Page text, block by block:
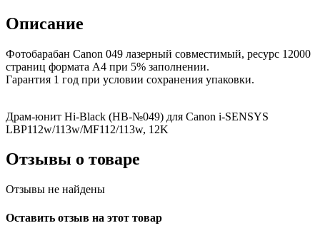
Описание
Фотобарабан Canon 049 лазерный совместимый, ресурс 12000
страниц формата А4 при 5% заполнении.
Гарантия 1 год при условии сохранения упаковки.
Драм-юнит Hi-Black (HB-№049) для Canon i-SENSYS
LBP112w/113w/MF112/113w, 12K
Отзывы о товаре
Отзывы не найдены
Оставить отзыв на этот товар